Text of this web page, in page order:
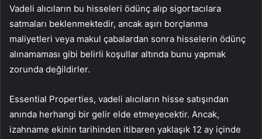
Vadeli alıcıların bu hisseleri ödünç alıp sigortacılara
satmaları beklenmektedir, ancak aşırı borçlanma
maliyetleri veya makul çabalardan sonra hisselerin ödünç
alınamaması gibi belirli koşullar altında bunu yapmak
zorunda değildirler.
Essential Properties, vadeli alıcıların hisse satışından
anında herhangi bir gelir elde etmeyecektir. Ancak,
izahname ekinin tarihinden itibaren yaklaşık 12 ay içinde